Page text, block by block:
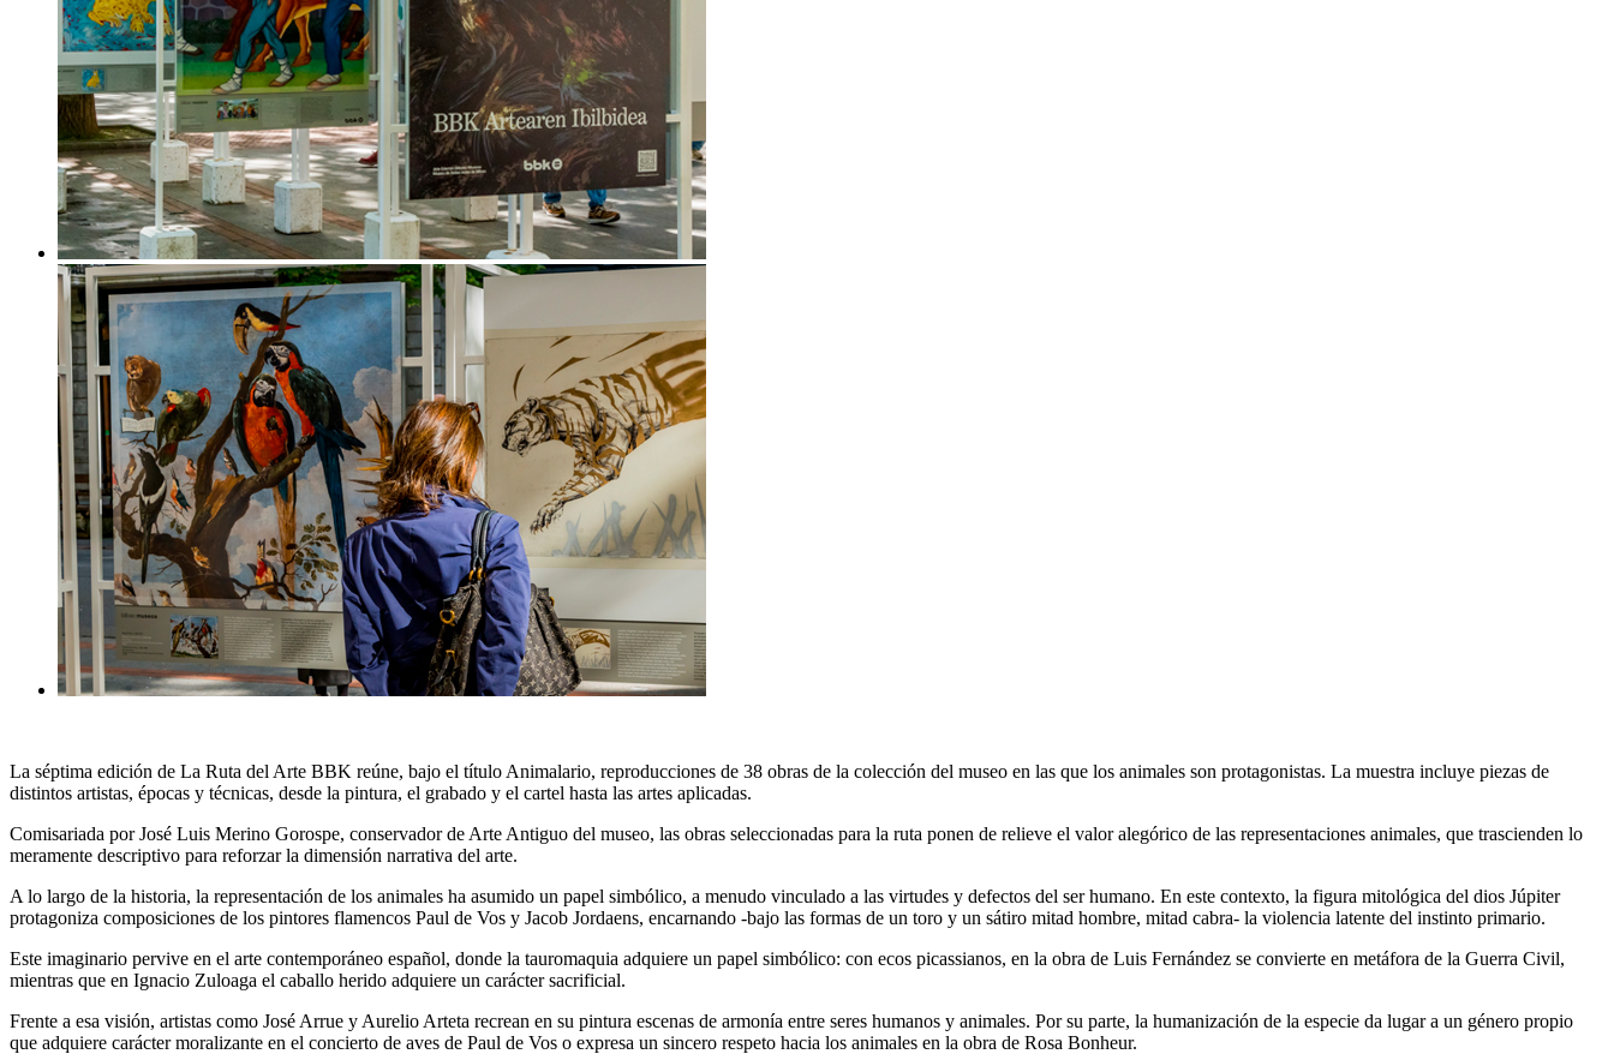
La séptima edición de La Ruta del Arte BBK reúne, bajo el título Animalario, reproducciones de 38 obras de la colección del museo en las que los animales son protagonistas. La muestra incluye piezas de
distintos artistas, épocas y técnicas, desde la pintura, el grabado y el cartel hasta las artes aplicadas.
Comisariada porJosé Luis Merino Gorospe, conservador de Arte Antiguo del museo, las obras seleccionadas para la ruta ponen de relieve el valor alegórico de las representaciones animales, que trascienden lo
meramente descriptivo para reforzar la dimensión narrativa del arte.
A lo largo de la historia, la representación de los animales ha asumido un papel simbólico, a menudo vinculado a las virtudes y defectos del ser humano. En este contexto, la figura mitológica del dios Júpiter
protagoniza composiciones de los pintores flamencos Paul de Vos y Jacob Jordaens, encarnando -bajo las formas de un toro y un sátiro mitad hombre, mitad cabra- la violencia latente del instinto primario.
Este imaginario pervive en el arte contemporáneo español, donde la tauromaquia adquiere un papel simbólico: con ecos picassianos, en la obra de Luis Fernández se convierte en metáfora de la Guerra Civil,
mientras que en Ignacio Zuloaga el caballo herido adquiere un carácter sacrificial.
Frente a esa visión, artistas como José Arrue y Aurelio Arteta recrean en su pintura escenas de armonía entre seres humanos y animales. Por su parte, la humanización de la especie da lugar a un género propio
que adquiere carácter moralizante en el concierto de aves de Paul de Vos o expresa un sincero respeto hacia los animales en la obra de Rosa Bonheur.